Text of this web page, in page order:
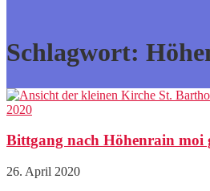
Schlagwort:
Bittgang nach Höhenrain moi
26. April 2020